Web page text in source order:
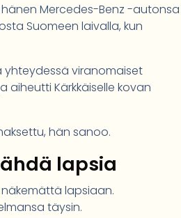
hänen Mercedes-Benz -autonsa
Suomeen laivalla, kun
yhteydessä viranomaiset
aiheutti Kärkkäiselle kovan
hän sanoo.
lapsia
lapsiaan.
täysin.